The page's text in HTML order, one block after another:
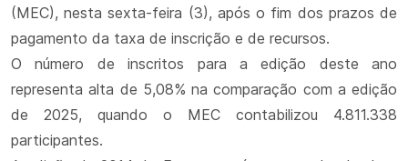
(MEC), nesta sexta-feira (3), após o fim dos prazos de
pagamento da taxa de inscrição e de recursos.
O número de inscritos para a edição deste ano
representa alta de 5,08% na comparação com a edição
de 2025, quando o MEC contabilizou 4.811.338
participantes.